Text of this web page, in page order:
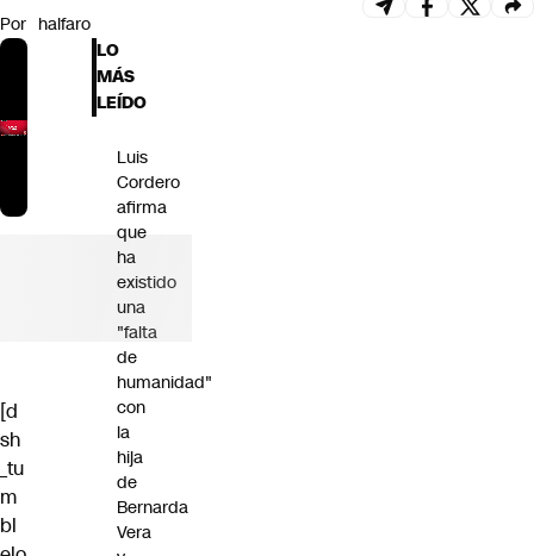
Por halfaro
[d
sh
_tu
m
bl
LO
MÁS
LEÍDO
Luis
Cordero
afirma
que
ha
existido
una
"falta
de
humanidad"
con
la
hija
de
Bernarda
Vera